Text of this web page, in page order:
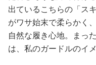
出ているこちらの「ス
がワサ始末で柔らかく
自然な履き心地。まっ
は、私のガードルのイ